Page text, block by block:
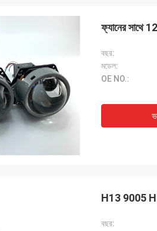
ফ্যানের সাথে
বছর:
মডেল:
OE NO.:
H13 9005
বছর: